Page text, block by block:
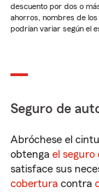
descuento por dos o
ahorros, nombres de
podrían variar según el
Seguro de
Abróchese el
obtenga el seguro
satisface sus
cobertura contra